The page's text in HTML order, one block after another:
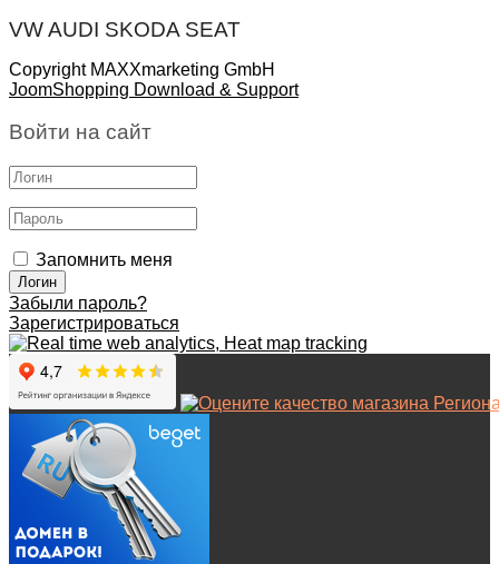
VW AUDI SKODA SEAT
Copyright MAXXmarketing GmbH
JoomShopping Download & Support
Войти на сайт
Запомнить меня
Забыли пароль?
Зарегистрироваться